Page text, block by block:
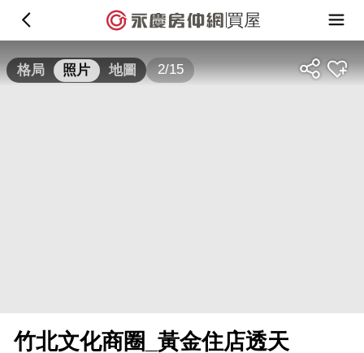
買屋
格局 照片 地圖 2/15
竹北文化商圈_黃金住店透天